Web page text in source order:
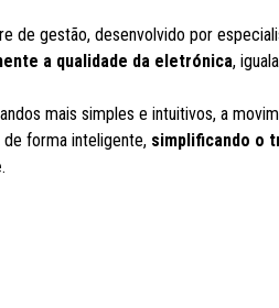
de gestão, desenvolvido por
a qualidade da eletrónica,
mais simples e intuitivos, a
forma inteligente, simplificando o
.